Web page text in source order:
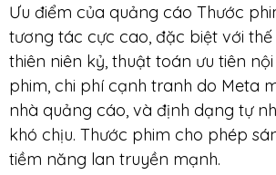
Ưu điểm của quảng cáo Thước
tương tác cực cao, đặc biệt với
thiên niên kỷ, thuật toán ưu tiên
phim, chi phí cạnh tranh do Meta
nhà quảng cáo, và định dạng tự
khó chịu. Thước phim cho phép
tiềm năng lan truyền mạnh.